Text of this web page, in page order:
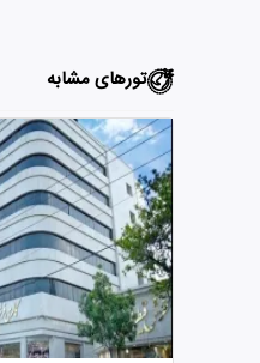
تورهای مشابه